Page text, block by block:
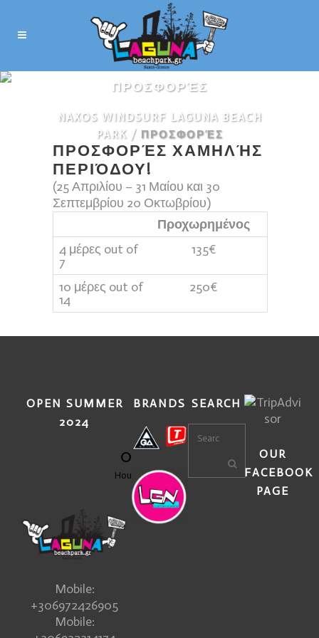
ΠΡΟΣΦΟΡΈΣ
NAXOS WINDSURF LAGUNA BEACH
PARK/ ΠΡΟΣΦΟΡΈΣ
ΠΡΟΣΦΟΡΈΣ ΧΑΜΗΛΉΣ
ΠΕΡΙΌΔΟΥ!
(25 Απριλίου – 31 Μαίου και 30
Σεπτεμβρίου 20 Οκτωβρίου)
Προχωρημένος
4 μέρες out of
7
135€
10 μέρες out of
14
250€
OPEN SUMMER
2024
0
Hours
Mobile:
+306972426905
Mobile:
BRANDS SEARCH
OUR
FACEBOOK
PAGE